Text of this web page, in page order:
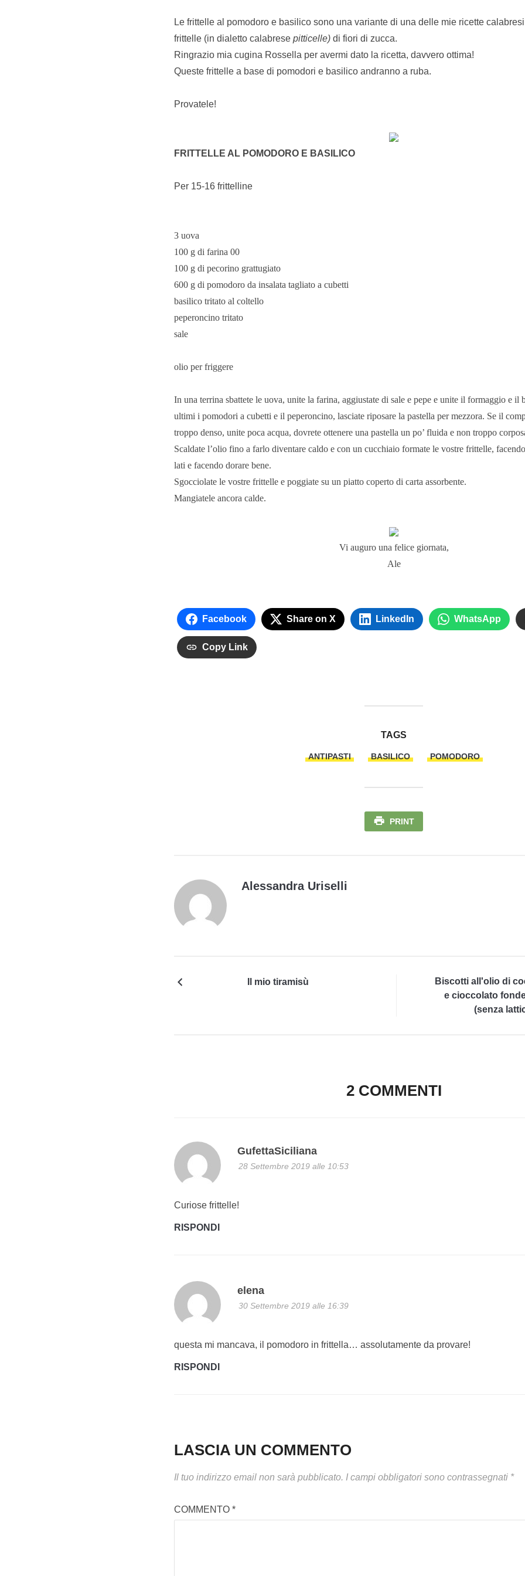
Le frittelle al pomodoro e basilico sono una variante di una delle mie ricette
frittelle (in dialetto calabrese pitticelle) di fiori di zucca.
Ringrazio mia cugina Rossella per avermi dato la ricetta, davvero ottima!
Queste frittelle a base di pomodori e basilico andranno a ruba.
Provatele!
FRITTELLE AL POMODORO E BASILICO
Per 15-16 frittelline
3 uova
100 g di farina 00
100 g di pecorino grattugiato
600 g di pomodoro da insalata tagliato a cubetti
basilico tritato al coltello
peperoncino tritato
sale
olio per friggere
In una terrina sbattete le uova, unite la farina, aggiustate di sale e pepe e unite il formaggio e il
ultimi i pomodori a cubetti e il peperoncino, lasciate riposare la pastella per mezzora. Se il
troppo denso, unite poca acqua, dovrete ottenere una pastella un po’ fluida e non troppo
Scaldate l’olio fino a farlo diventare caldo e con un cucchiaio formate le vostre frittelle,
lati e facendo dorare bene.
Sgocciolate le vostre frittelle e poggiate su un piatto coperto di carta assorbente.
Mangiatele ancora calde.
Vi auguro una felice giornata,
Ale
Facebook Share on X LinkedIn WhatsApp
Copy Link
TAGS
ANTIPASTI BASILICO POMODORO
PRINT
Alessandra Uriselli
Il mio tiramisù
Biscotti all'olio di
e cioccolato
(senza
2 COMMENTI
GufettaSiciliana
28 Settembre 2019 alle 10:53
Curiose frittelle!
RISPONDI
elena
30 Settembre 2019 alle 16:39
questa mi mancava, il pomodoro in frittella… assolutamente da provare!
RISPONDI
LASCIA UN COMMENTO
Il tuo indirizzo email non sarà pubblicato. I campi obbligatori sono contrassegnati *
COMMENTO *